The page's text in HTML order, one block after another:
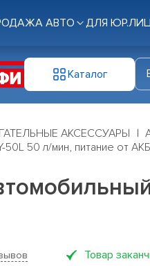
АВТО ДЛЯ
Каталог
АКСЕССУАРЫ
50 л/мин, питание от
Товар